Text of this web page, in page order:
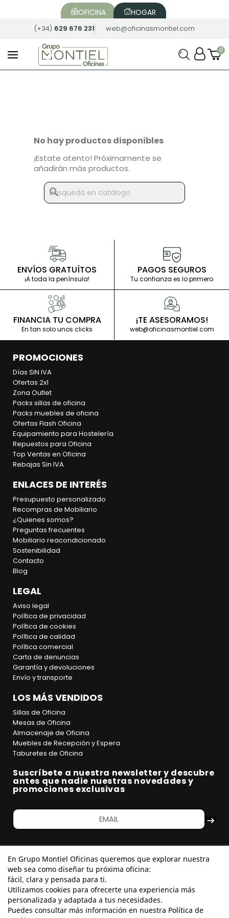
OFICINA HOGAR
En Grupo Montiel Oficinas queremos que explorar nuestra
web sea como diseñar tu próxima oficina:
fácil, clara y pensada para ti.
Utilizamos cookies para ofrecerte una experiencia más
personalizada y adaptada a tus necesidades.
Puedes consultar más información en nuestra Política de
(+34) 629 676 231 web@oficinasmontiel.com
No hay productos disponibles
¡Estate atento! Próximamente se
añadirán más productos.
search
ENVÍOS GRATUÍTOS
¡A toda la península!
PAGOS SEGUROS
Tu confianza es lo primero
FINANCIA TU COMPRA
En tan solo unos clicks
¡TE ASESORAMOS!
web@oficinasmontiel.com
PROMOCIONES
Días SIN IVA
Ofertas 2x1
Zona Outlet
Packs sillas de oficina
Packs muebles de oficina
Ofertas Flash Oficina
Equipamiento para Hostelería
Repuestos para Oficina
Top Ventas en Oficina
Rebajas Sin IVA
ENLACES DE INTERÉS
Presupuesto personalizado
Recompras de Mobiliario
¿Quienes somos?
Preguntas frecuentes
Mobiliario reacondicionado
Sostenibilidad
Contacto
Blog
LEGAL
Aviso legal
Política de privacidad
Política de cookies
Política de calidad
Política comercial
Carta de denuncias
Garantía y devoluciones
Envío y transporte
LOS MÁS VENDIDOS
Sillas de Oficina
Mesas de Oficina
Almacenaje de Oficina
Muebles de Recepción y Espera
Taburetes de Oficina
Suscríbete a nuestra newsletter y descubre
antes que nadie nuestras novedades y
promociones exclusivas